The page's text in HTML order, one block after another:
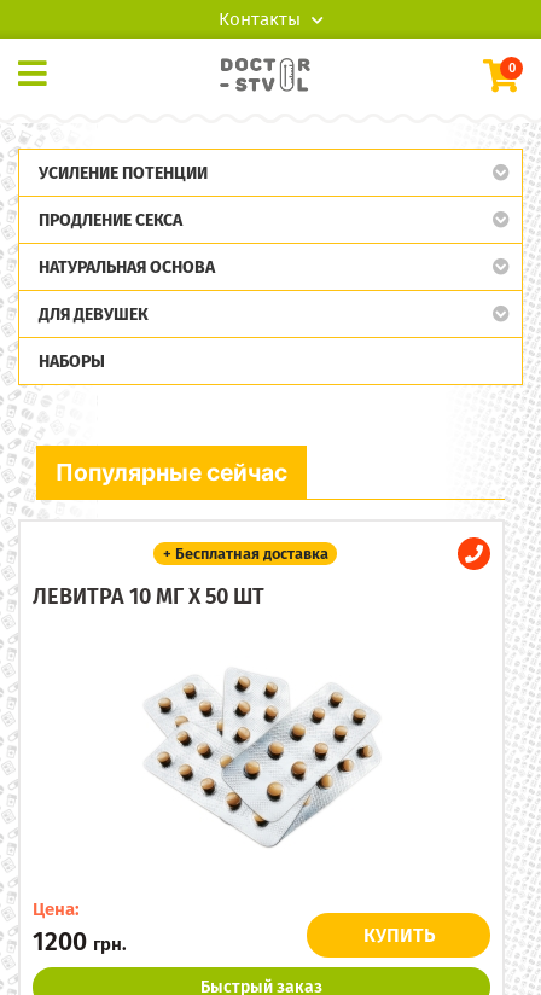
Контакты
0
УСИЛЕНИЕ ПОТЕНЦИИ
ПРОДЛЕНИЕ СЕКСА
НАТУРАЛЬНАЯ ОСНОВА
ДЛЯ ДЕВУШЕК
НАБОРЫ
Популярные сейчас
+ Бесплатная доставка
ЛЕВИТРА 10 МГ X 50 ШТ
Цена:
1200 грн. КУПИТЬ
Быстрый заказ